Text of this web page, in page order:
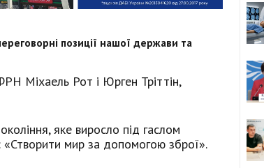
позиції нашої держави та
Міхаель Рот і Юрген Тріттін,
яке виросло під гаслом
мир за допомогою зброї».